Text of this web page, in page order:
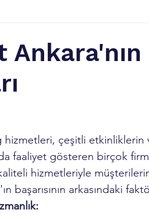
çeşitli etkinliklerin
faaliyet gösteren birçok
hizmetleriyle
başarısının arkasındaki